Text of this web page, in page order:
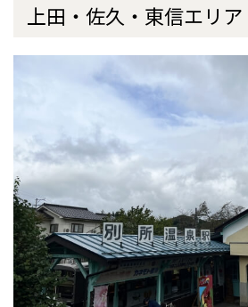
上田・佐久・東信エリア